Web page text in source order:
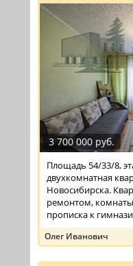
3 700 000 руб.
Площадь 54/33/8,
двухкомнатная
Новосибирска.
ремонтом,
прописка к
Олег Иванович